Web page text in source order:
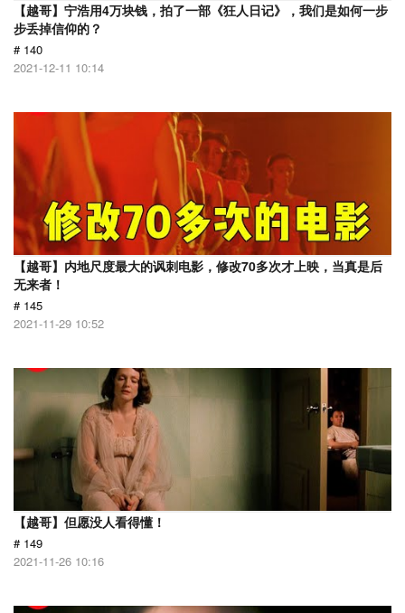
【越哥】宁浩用4万块钱，拍了一部《狂人日记》，我们是如何一步
步丢掉信仰的？
# 140
2021-12-11 10:14
【越哥】内地尺度最大的讽刺电影，修改70多次才上映，当真是后
无来者！
# 145
2021-11-29 10:52
【越哥】但愿没人看得懂！
# 149
2021-11-26 10:16